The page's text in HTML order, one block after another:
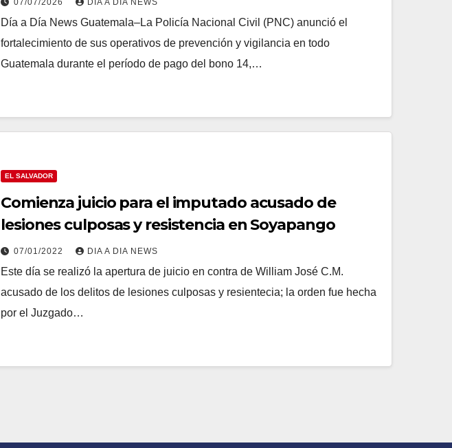
Día a Día News Guatemala–La Policía Nacional Civil (PNC) anunció el
fortalecimiento de sus operativos de prevención y vigilancia en todo
Guatemala durante el período de pago del bono 14,…
EL SALVADOR
Comienza juicio para el imputado acusado de
lesiones culposas y resistencia en Soyapango
07/01/2022 DIA A DIA NEWS
Este día se realizó la apertura de juicio en contra de William José C.M.
acusado de los delitos de lesiones culposas y resientecia; la orden fue hecha
por el Juzgado…